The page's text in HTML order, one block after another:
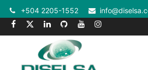
+504 2205-1552